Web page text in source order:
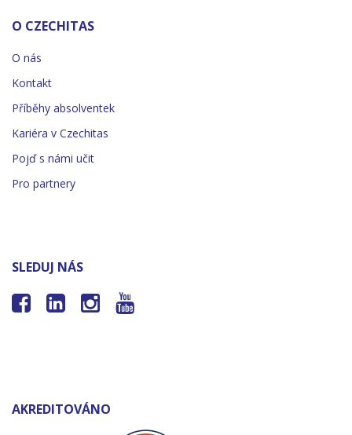
O CZECHITAS
O nás
Kontakt
Příběhy absolventek
Kariéra v Czechitas
Pojď s námi učit
Pro partnery
SLEDUJ NÁS
   
AKREDITOVÁNO